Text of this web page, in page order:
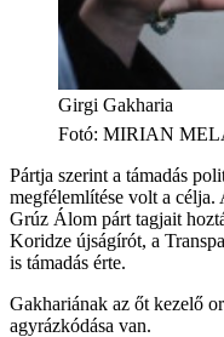
Girgi Gakharia
Fotó: MIRIAN
Pártja szerint a támadás
megfélemlítése volt a
Grúz Álom párt tagjait
Koridze újságírót, a
is támadás érte.
Gakhariának az őt kezelő
agyrázkódása van.